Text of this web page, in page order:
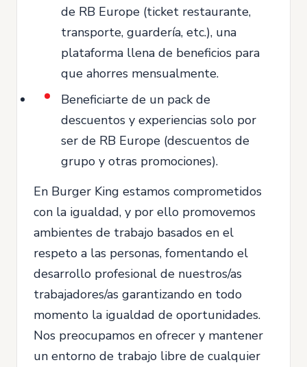
de RB Europe (ticket restaurante,
transporte, guardería, etc.), una
plataforma llena de beneficios para
que ahorres mensualmente.
Beneficiarte de un pack de
descuentos y experiencias solo por
ser de RB Europe (descuentos de
grupo y otras promociones).
En Burger King estamos comprometidos
con la igualdad, y por ello promovemos
ambientes de trabajo basados en el
respeto a las personas, fomentando el
desarrollo profesional de nuestros/as
trabajadores/as garantizando en todo
momento la igualdad de oportunidades.
Nos preocupamos en ofrecer y mantener
un entorno de trabajo libre de cualquier